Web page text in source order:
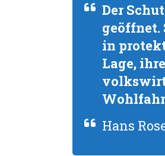
Der
geöffnet.
in
Lage,
Hans